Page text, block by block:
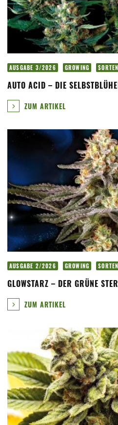
AUSGABE 3/2026 GROWING
AUTO ACID – DIE
ZUM ARTIKEL
AUSGABE 2/2026 GROWING
GLOWSTARZ – DER GRÜNE
ZUM ARTIKEL